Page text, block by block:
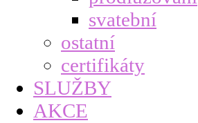
svatební
ostatní
certifikáty
SLUŽBY
AKCE